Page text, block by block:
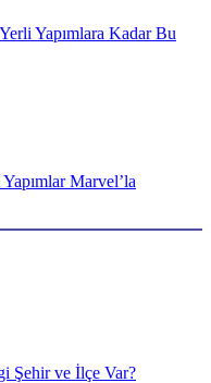
Yapımlara Kadar Bu
Marvel’la
Şehir ve İlçe Var?